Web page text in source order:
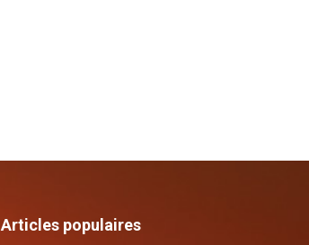
Articles populaires